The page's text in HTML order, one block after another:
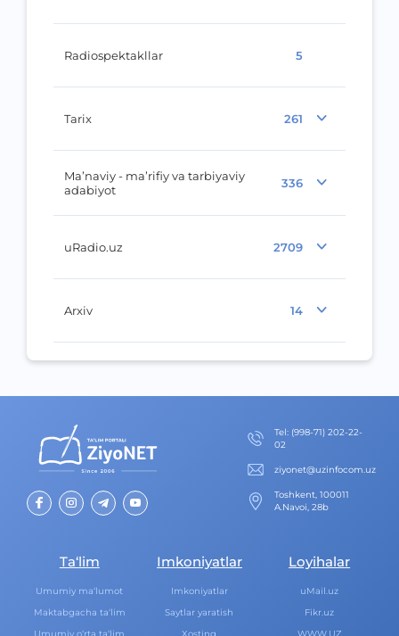
Radiospektakllar 5
Tarix 261
Ma’naviy - ma’rifiy va tarbiyaviy
adabiyot
336
uRadio.uz 2709
Arxiv 14
Теl: (998-71) 202-22-
02
ziyonet@uzinfocom.uz
Toshkent, 100011
A.Navoi, 28b
Ta‘lim
Umumiy ma‘lumot
Maktabgacha ta‘lim
Umumiy o‘rta ta‘lim
Imkoniyatlar
Imkoniyatlar
Saytlar yaratish
Xosting
Loyihalar
uMail.uz
Fikr.uz
WWW.UZ